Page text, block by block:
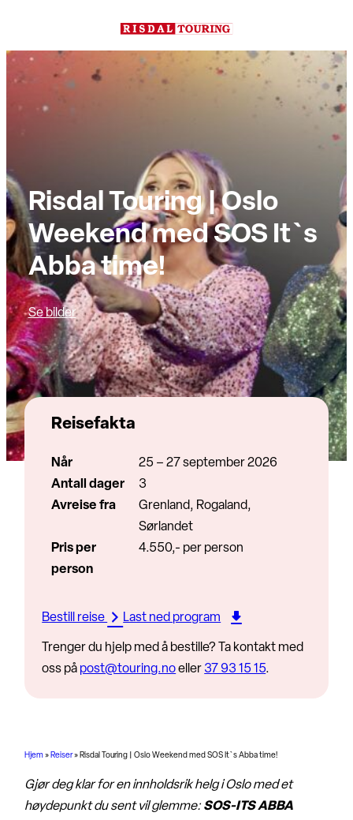
innhold
Risdal Touring | Oslo
Weekend med SOS It`s
Abba time!
Se bilder
Hjem» Reiser» Risdal Touring | Oslo Weekend med SOS It`s Abba time!
Gjør deg klar for en innholdsrik helg i Oslo med et
høydepunkt du sent vil glemme: SOS-ITS ABBA
Reisefakta
Når
25 – 27 september 2026
Antall dager
3
Avreise fra
Grenland, Rogaland,
Sørlandet
Pris per
person
4.550,- per person
Bestill reise Last ned program
Trenger du hjelp med å bestille? Ta kontakt med
oss på post@touring.noeller 37 93 15 15.